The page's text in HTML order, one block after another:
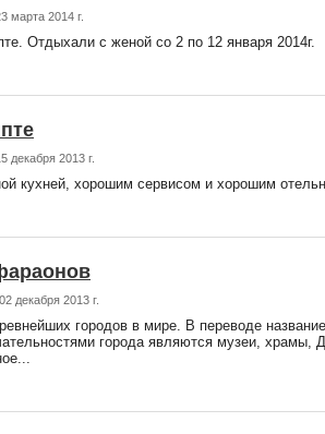
марта 2014 г.
Отдыхали с женой со 2 по 12 января 2014г.
декабря 2013 г.
кухней, хорошим сервисом и хорошим
02 декабря 2013 г.
городов в мире. В переводе
города являются музеи, храмы,